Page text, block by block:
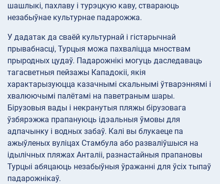
шашлыкі, пахлаву і турэцкую каву, ствараюць
незабыўнае культурнае падарожжа.
У дадатак да сваёй культурнай і гістарычнай
прывабнасці, Турцыя можа пахваліцца мноствам
прыродных цудаў. Падарожнікі могуць даследаваць
тагасветныя пейзажы Кападокіі, якія
характарызуюцца казачнымі скальнымі ўтварэннямі і
хвалюючымі палётамі на паветраным шары.
Бірузовыя вады і некранутыя пляжы бірузовага
ўзбярэжжа прапануюць ідэальныя ўмовы для
адпачынку і водных забаў. Калі вы блукаеце па
ажыўленых вуліцах Стамбула або разваліўшыся на
ідылічных пляжах Анталіі, разнастайныя прапановы
Турцыі абяцаюць незабыўныя ўражанні для ўсіх тыпаў
падарожнікаў.